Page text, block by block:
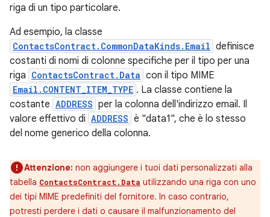
riga di un tipo particolare.
Ad esempio, la classe
ContactsContract.CommonDataKinds.Email definisce
costanti di nomi di colonne specifiche per il tipo per una
riga ContactsContract.Data con il tipo MIME
Email.CONTENT_ITEM_TYPE . La classe contiene la
costante ADDRESS per la colonna dell'indirizzo email. Il
valore effettivo di ADDRESS è "data1", che è lo stesso
del nome generico della colonna.
Attenzione: non aggiungere i tuoi dati personalizzati alla
tabella ContactsContract.Data utilizzando una riga con uno
dei tipi MIME predefiniti del fornitore. In caso contrario,
potresti perdere i dati o causare il malfunzionamento del